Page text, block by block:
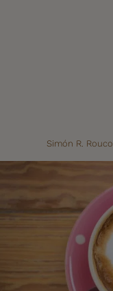
Simón R. Rouco